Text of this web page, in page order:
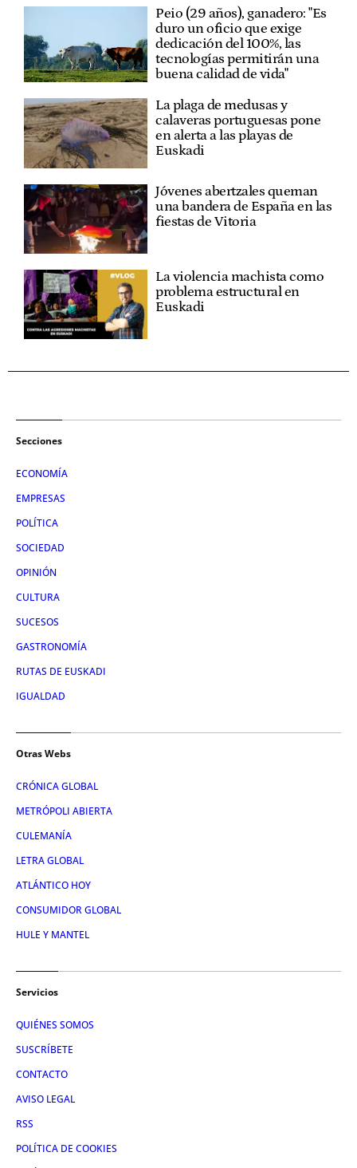
Peio (29 años), ganadero: "Es
duro un oficio que exige
dedicación del 100%, las
tecnologías permitirán una
buena calidad de vida"
La plaga de medusas y
calaveras portuguesas pone
en alerta a las playas de
Euskadi
Jóvenes abertzales queman
una bandera de España en las
fiestas de Vitoria
La violencia machista como
problema estructural en
Euskadi
Secciones
ECONOMÍA
EMPRESAS
POLÍTICA
SOCIEDAD
OPINIÓN
CULTURA
SUCESOS
GASTRONOMÍA
RUTAS DE EUSKADI
IGUALDAD
Otras Webs
CRÓNICA GLOBAL
METRÓPOLI ABIERTA
CULEMANÍA
LETRA GLOBAL
ATLÁNTICO HOY
CONSUMIDOR GLOBAL
HULE Y MANTEL
Servicios
QUIÉNES SOMOS
SUSCRÍBETE
CONTACTO
AVISO LEGAL
RSS
POLÍTICA DE COOKIES